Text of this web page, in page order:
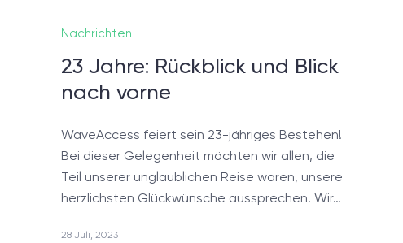
Nachrichten
23 Jahre: Rückblick und Blick
nach vorne
WaveAccess feiert sein 23-jähriges Bestehen!
Bei dieser Gelegenheit möchten wir allen, die
Teil unserer unglaublichen Reise waren, unsere
herzlichsten Glückwünsche aussprechen. Wir…
28 Juli, 2023
Kundenspezifische Healthcare Software
IoT-Lösungen
Software für Life Sciences